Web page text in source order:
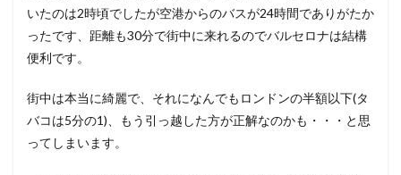
いたのは2時頃でしたが空港からのバスが24時間でありがたか
ったです、距離も30分で街中に来れるのでバルセロナは結構
便利です。
街中は本当に綺麗で、それになんでもロンドンの半額以下(タ
バコは5分の1)、もう引っ越した方が正解なのかも・・・と思
ってしまいます。